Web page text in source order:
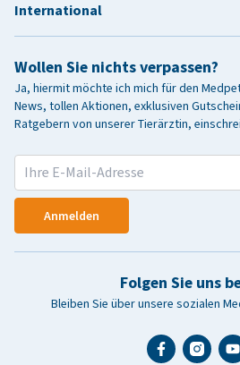
Wollen Sie nichts verpassen?
Ja, hiermit möchte ich mich für den
News, tollen Aktionen, exklusiven
Ratgebern von unserer Tierärztin,
Anmelden
Folgen Sie uns
Bleiben Sie über unsere sozialen
International